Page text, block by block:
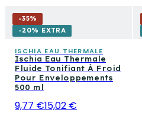
-35%
-20% EXTRA
ISCHIA EAU THERMALE
Ischia Eau Thermale
Fluide Tonifiant À Froid
Pour Enveloppements
500 ml
9,77 €15,02 €